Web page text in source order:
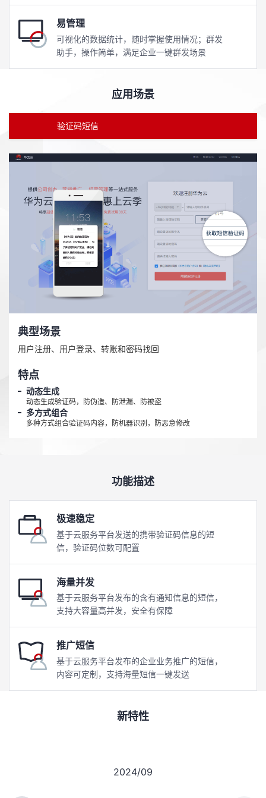
易管理
可视化的数据统计，随时掌握使用情况；群发
助手，操作简单，满足企业一键群发场景
应用场景
验证码短信
典型场景
用户注册、用户登录、转账和密码找回
特点
动态生成
动态生成验证码，防伪造、防泄漏、防被盗
多方式组合
多种方式组合验证码内容，防机器识别，防恶意修改
功能描述
极速稳定
基于云服务平台发送的携带验证码信息的短
信，验证码位数可配置
海量并发
基于云服务平台发布的含有通知信息的短信，
支持大容量高并发，安全有保障
推广短信
基于云服务平台发布的企业业务推广的短信，
内容可定制，支持海量短信一键发送
新特性
2024/09